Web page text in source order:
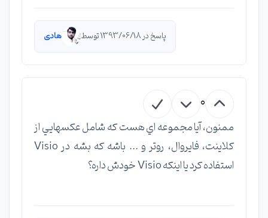
پاسخ در 1393/06/18 توسط هادی
0
ممنون، آيا مجموعه اي هست كه شامل عكسهايي از
كلاينت، فايروال، روتر و ... باشه كه بشه در Visio
استفاده كرد يا اينكه Visio خودش داره؟